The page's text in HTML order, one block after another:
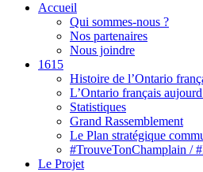
Accueil
Qui sommes-nous ?
Nos partenaires
Nous joindre
1615
Histoire de l’Ontario
L’Ontario français
Statistiques
Grand Rassemblement
Le Plan stratégique
#TrouveTonChamplain /
Le Projet